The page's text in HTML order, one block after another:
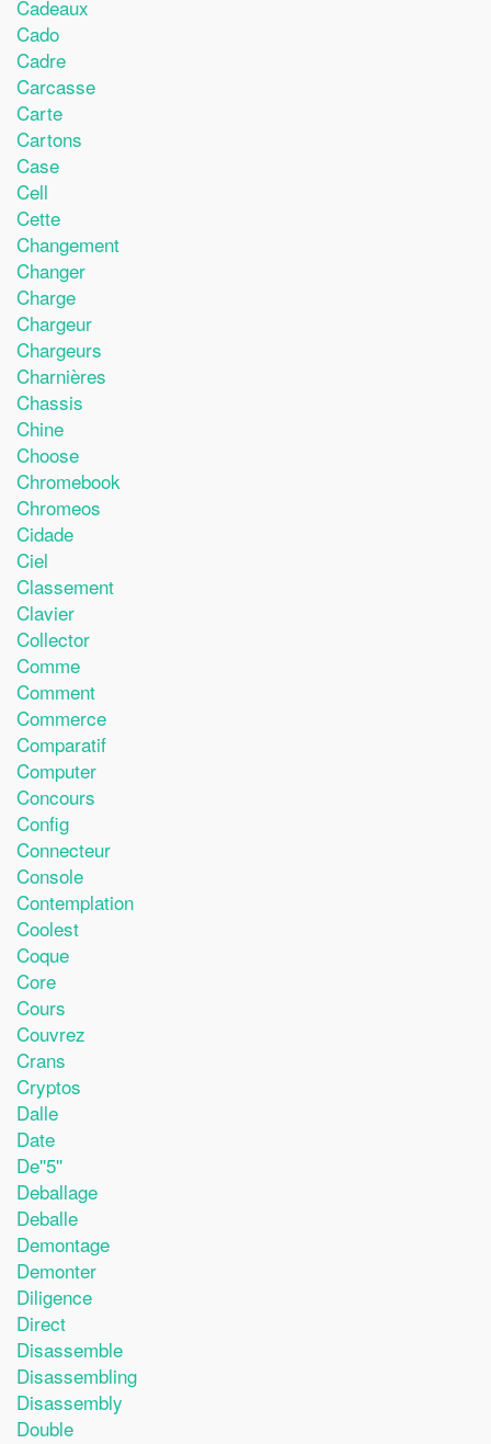
Cadeaux
Cado
Cadre
Carcasse
Carte
Cartons
Case
Cell
Cette
Changement
Changer
Charge
Chargeur
Chargeurs
Charnières
Chassis
Chine
Choose
Chromebook
Chromeos
Cidade
Ciel
Classement
Clavier
Collector
Comme
Comment
Commerce
Comparatif
Computer
Concours
Config
Connecteur
Console
Contemplation
Coolest
Coque
Core
Cours
Couvrez
Crans
Cryptos
Dalle
Date
De''5''
Deballage
Deballe
Demontage
Demonter
Diligence
Direct
Disassemble
Disassembling
Disassembly
Double